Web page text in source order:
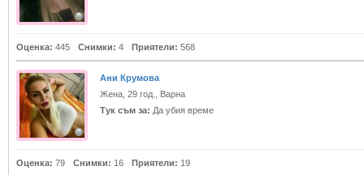
Оценка: 445 Снимки: 4 Приятели: 568
Ани Крумова
Жена, 29 год., Варна
Тук съм за: Да убия време
Оценка: 79 Снимки: 16 Приятели: 19